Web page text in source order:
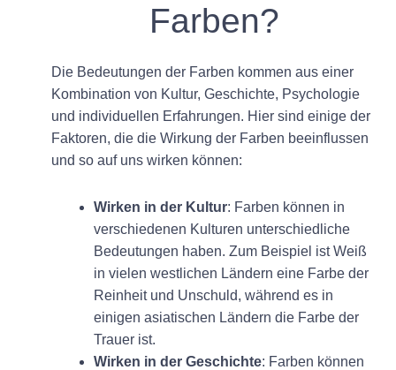
Farben?
Die Bedeutungen der Farben kommen aus einer
Kombination von Kultur, Geschichte, Psychologie
und individuellen Erfahrungen. Hier sind einige der
Faktoren, die die Wirkung der Farben beeinflussen
und so auf uns wirken können:
Wirken in der Kultur: Farben können in
verschiedenen Kulturen unterschiedliche
Bedeutungen haben. Zum Beispiel ist Weiß
in vielen westlichen Ländern eine Farbe der
Reinheit und Unschuld, während es in
einigen asiatischen Ländern die Farbe der
Trauer ist.
Wirken in der Geschichte: Farben können